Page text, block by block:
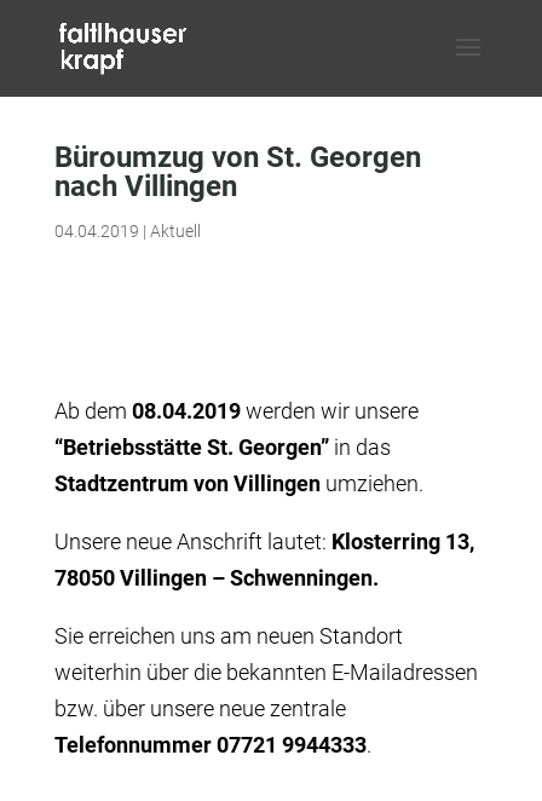
Büroumzug von St. Georgen
nach Villingen
04.04.2019 | Aktuell
Ab dem 08.04.2019werden wir unsere
“Betriebsstätte St. Georgen”in das
Stadtzentrum von Villingenumziehen.
Unsere neue Anschrift lautet: Klosterring 13,
78050 Villingen – Schwenningen.
Sie erreichen uns am neuen Standort
weiterhin über die bekannten E-Mailadressen
bzw. über unsere neue zentrale
Telefonnummer 07721 9944333.